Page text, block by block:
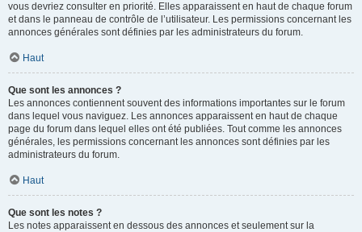
vous devriez consulter en priorité. Elles apparaissent en haut de chaque forum
et dans le panneau de contrôle de l’utilisateur. Les permissions concernant les
annonces générales sont définies par les administrateurs du forum.
Haut
Que sont les annonces ?
Les annonces contiennent souvent des informations importantes sur le forum
dans lequel vous naviguez. Les annonces apparaissent en haut de chaque
page du forum dans lequel elles ont été publiées. Tout comme les annonces
générales, les permissions concernant les annonces sont définies par les
administrateurs du forum.
Haut
Que sont les notes ?
Les notes apparaissent en dessous des annonces et seulement sur la